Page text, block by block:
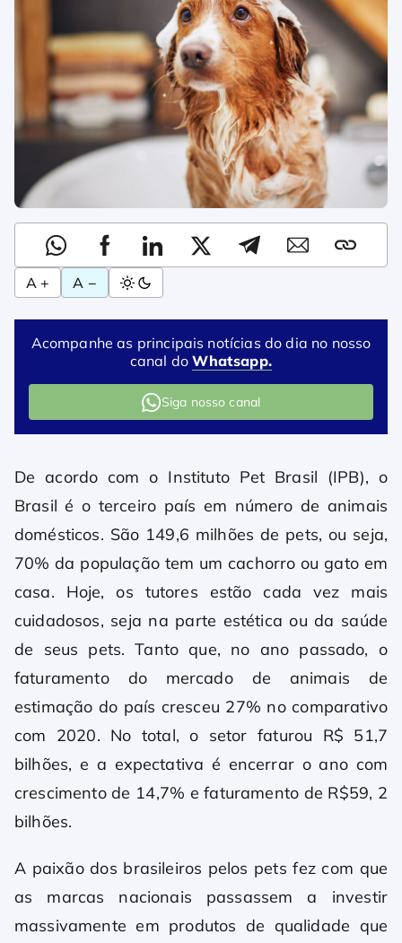
A + A −
Acompanhe as principais notícias do dia no nosso
canal doWhatsapp.
Siga nosso canal
De acordo com o Instituto Pet Brasil (IPB), o
Brasil é o terceiro país em número de animais
domésticos. São 149,6 milhões de pets, ou seja,
70% da população tem um cachorro ou gato em
casa. Hoje, os tutores estão cada vez mais
cuidadosos, seja na parte estética ou da saúde
de seus pets. Tanto que, no ano passado, o
faturamento do mercado de animais de
estimação do país cresceu 27% no comparativo
com 2020. No total, o setor faturou R$ 51,7
bilhões, e a expectativa é encerrar o ano com
crescimento de 14,7% e faturamento de R$59, 2
bilhões.
A paixão dos brasileiros pelos pets fez com que
as marcas nacionais passassem a investir
massivamente em produtos de qualidade que